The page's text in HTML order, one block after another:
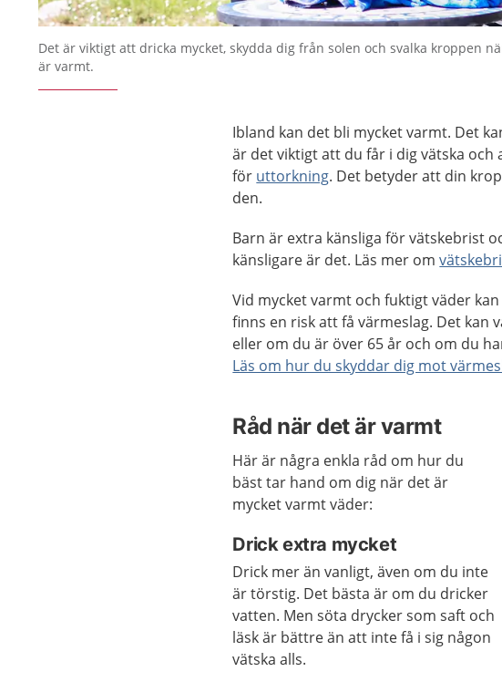
Det är viktigt att dricka mycket, skydda dig från solen och svalka kroppen
är varmt.
Ibland kan det bli mycket varmt. Det
är det viktigt att du får i dig vätska
för uttorkning. Det betyder att din
den.
Barn är extra känsliga för vätskebrist
känsligare är det. Läs mer om
Vid mycket varmt och fuktigt väder
finns en risk att få värmeslag. Det kan
eller om du är över 65 år och om du
Läs om hur du skyddar dig mot
Råd när det är varmt
Här är några enkla råd om hur du
bäst tar hand om dig när det är
mycket varmt väder:
Drick extra mycket
Drick mer än vanligt, även om du inte
är törstig. Det bästa är om du dricker
vatten. Men söta drycker som saft och
läsk är bättre än att inte få i sig någon
vätska alls.